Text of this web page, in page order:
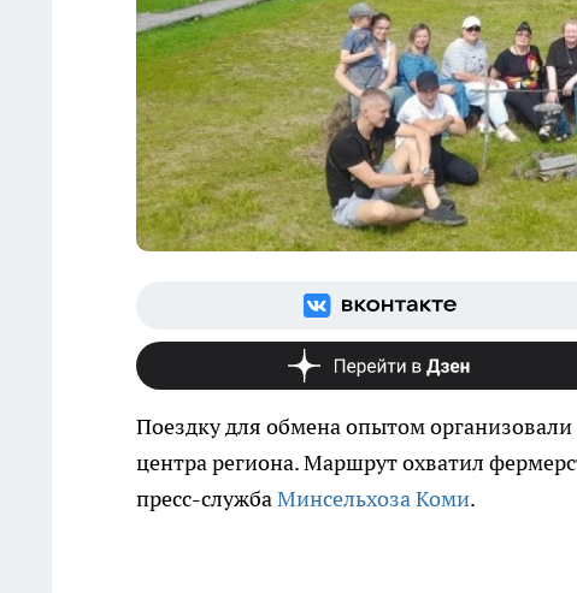
Поездку для обмена опытом
центра региона. Маршрут охватил
пресс-службаМинсельхоза Коми.